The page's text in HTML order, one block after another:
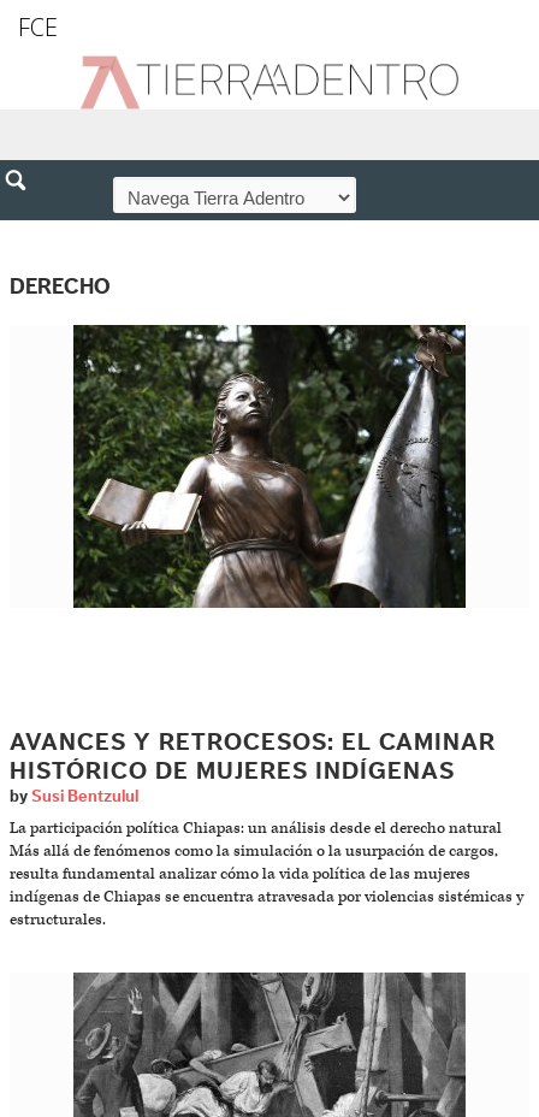
FCE
DERECHO
AVANCES Y RETROCESOS: EL CAMINAR
HISTÓRICO DE MUJERES INDÍGENAS
by Susi Bentzulul
La participación política Chiapas: un análisis desde el derecho natural
Más allá de fenómenos como la simulación o la usurpación de cargos,
resulta fundamental analizar cómo la vida política de las mujeres
indígenas de Chiapas se encuentra atravesada por violencias sistémicas y
estructurales.